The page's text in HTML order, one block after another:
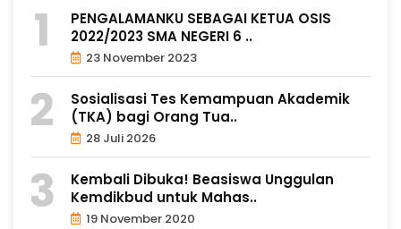
PENGALAMANKU SEBAGAI KETUA OSIS
2022/2023 SMA NEGERI 6 ..
23 November 2023
Sosialisasi Tes Kemampuan Akademik
(TKA) bagi Orang Tua..
28 Juli 2026
Kembali Dibuka! Beasiswa Unggulan
Kemdikbud untuk Mahas..
19 November 2020